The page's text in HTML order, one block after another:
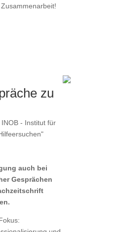
zu
- Institut für
auch bei
Gesprächen